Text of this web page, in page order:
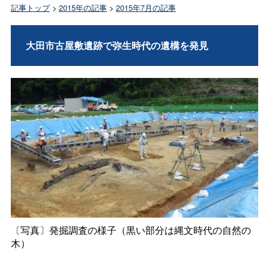
記事トップ> 2015年の記事> 2015年7月の記事
大田市古屋敷遺跡で弥生時代の遺構を発見
〔写真〕発掘調査の様子（黒い部分は縄文時代の自然の
木）